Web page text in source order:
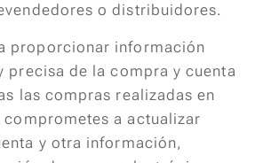
o distribuidores.
proporcionar información
precisa de la compra y cuenta
las compras realizadas en
comprometes a actualizar
y otra información,